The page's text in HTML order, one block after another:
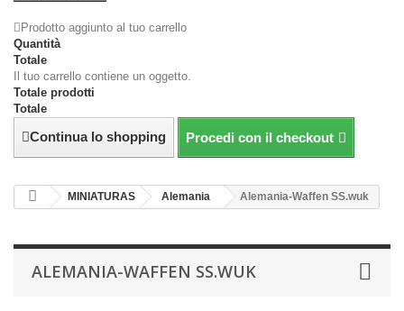
Prodotto aggiunto al tuo carrello
Quantità
Totale
Il tuo carrello contiene un oggetto.
Totale prodotti
Totale
Continua lo shopping Procedi con il checkout
MINIATURAS Alemania Alemania-Waffen SS.wuk
ALEMANIA-WAFFEN SS.WUK